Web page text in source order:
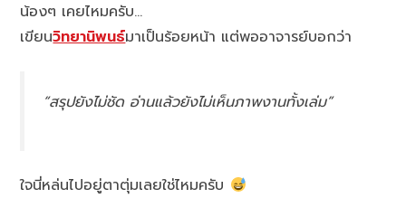
น้องๆ เคยไหมครับ…
เขียนวิทยานิพนธ์มาเป็นร้อยหน้า แต่พออาจารย์บอกว่า
“สรุปยังไม่ชัด อ่านแล้วยังไม่เห็นภาพงานทั้งเล่ม”
ใจนี่หล่นไปอยู่ตาตุ่มเลยใช่ไหมครับ